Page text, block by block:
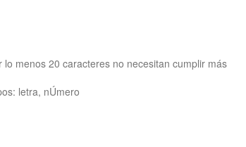
menos 20 caracteres no necesitan cumplir más
letra, nÚmero